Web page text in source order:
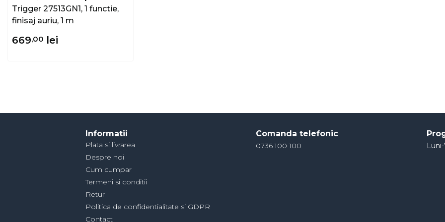
Trigger 27513GN1, 1 functie,
finisaj auriu, 1 m
669,00 lei
Informatii
Plata si livrarea
Despre noi
Cum cumpar
Termeni si conditii
Retur
Politica de confidentialitate si GDPR
Contact
Comanda telefonic
0736 100 100